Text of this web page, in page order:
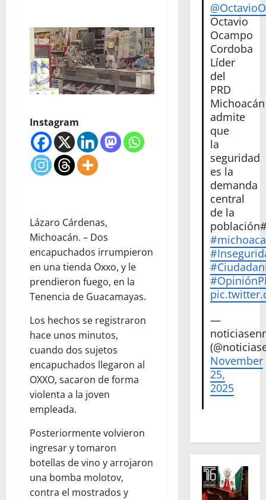
Instagram
Lázaro Cárdenas,
Michoacán. – Dos
encapuchados irrumpieron
en una tienda Oxxo, y le
prendieron fuego, en la
Tenencia de Guacamayas.
Los hechos se registraron
hace unos minutos,
cuando dos sujetos
encapuchados llegaron al
OXXO, sacaron de forma
violenta a la joven
empleada.
Posteriormente volvieron
ingresar y tomaron
botellas de vino y arrojaron
una bomba molotov,
contra el mostrados y
Octavio
Ocampo
Cordoba
Líder
del
PRD
Michoacán
admite
que
la
seguridad
es la
demanda
central
de la
—
November
25,
2025